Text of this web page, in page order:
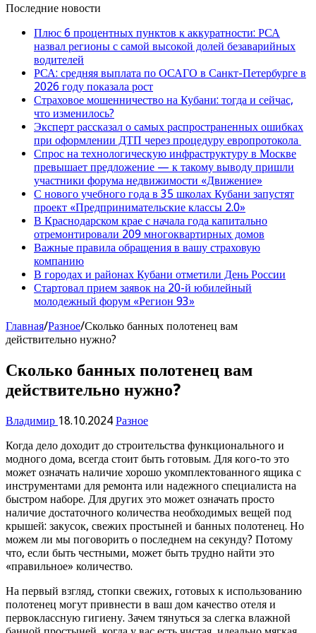
Последние новости
Плюс 6 процентных пунктов к аккуратности: РСА
назвал регионы с самой высокой долей безаварийных
водителей
РСА: средняя выплата по ОСАГО в Санкт-Петербурге в
2026 году показала рост
Страховое мошенничество на Кубани: тогда и сейчас,
что изменилось?
Эксперт рассказал о самых распространенных ошибках
при оформлении ДТП через процедуру европротокола
Спрос на технологическую инфраструктуру в Москве
превышает предложение — к такому выводу пришли
участники форума недвижимости «Движение»
С нового учебного года в 35 школах Кубани запустят
проект «Предпринимательские классы 2.0»
В Краснодарском крае с начала года капитально
отремонтировали 209 многоквартирных домов
Важные правила обращения в вашу страховую
компанию
В городах и районах Кубани отметили День России
Стартовал прием заявок на 20-й юбилейный
молодежный форум «Регион 93»
Главная/Разное/Сколько банных полотенец вам
действительно нужно?
Сколько банных полотенец вам
действительно нужно?
Владимир 18.10.2024 Разное
Когда дело доходит до строительства функционального и
модного дома, всегда стоит быть готовым. Для кого-то это
может означать наличие хорошо укомплектованного ящика с
инструментами для ремонта или надежного специалиста на
быстром наборе. Для других это может означать просто
наличие достаточного количества необходимых вещей под
крышей: закусок, свежих простыней и банных полотенец. Но
можем ли мы поговорить о последнем на секунду? Потому
что, если быть честными, может быть трудно найти это
«правильное» количество.
На первый взгляд, стопки свежих, готовых к использованию
полотенец могут привнести в ваш дом качество отеля и
первоклассную гигиену. Зачем тянуться за слегка влажной